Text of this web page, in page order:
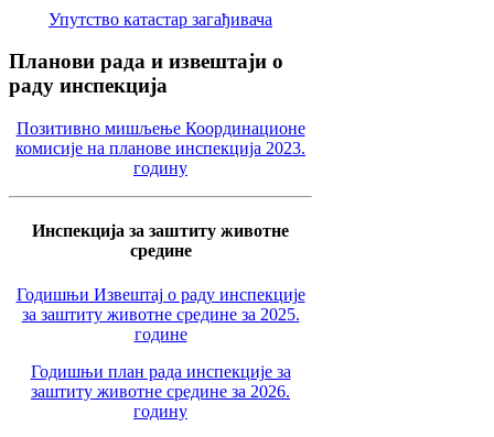
Упутство катастар загађивача
Планови рада и извештаји о
раду инспекција
Позитивно мишљење Координационе
комисије на планове инспекција 2023.
годину
Инспекција за заштиту животне
средине
Годишњи Извештај о раду инспекције
за заштиту животне средине за 2025.
године
Годишњи план рада инспекције за
заштиту животне средине за 2026.
годину